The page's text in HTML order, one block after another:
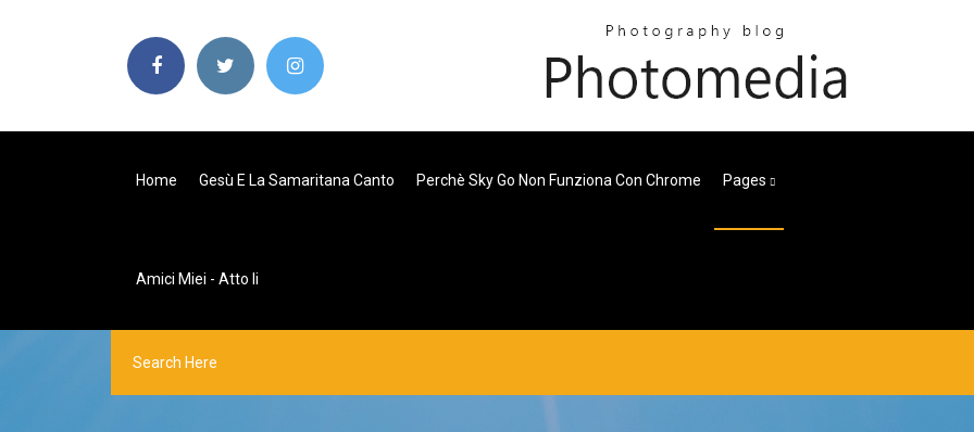
Home Gesù E La Samaritana Canto Perchè Sky Go Non Funziona Con Chrome Pages
Amici Miei - Atto Ii